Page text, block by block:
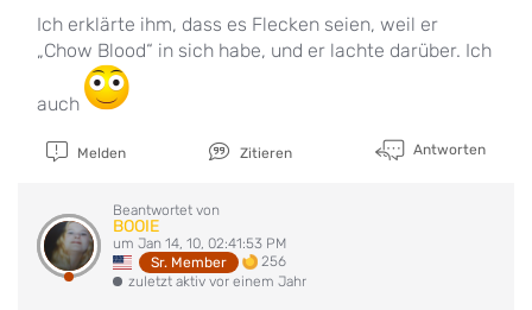
Ich erklärte ihm, dass es Flecken seien, weil er
„Chow Blood“ in sich habe, und er lachte darüber. Ich
auch
Melden Zitieren Antworten
Beantwortet von
BOOIE
um Jan 14, 10, 02:41:53 PM
Sr. Member
256
zuletzt aktiv vor einem Jahr